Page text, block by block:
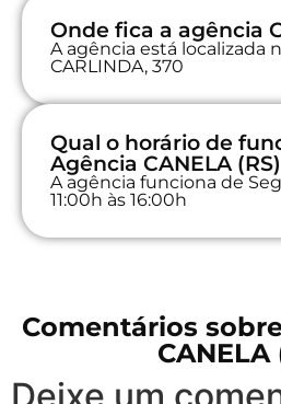
Onde fica a agência
A agência está localizada
CARLINDA, 370
Qual o horário de
Agência CANELA (RS)
A agência funciona de
11:00h às 16:00h
Comentários
CANELA